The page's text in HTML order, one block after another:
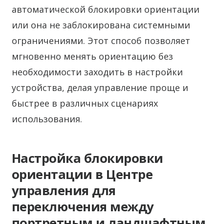
автоматической блокировки ориентации
или она не заблокирована системными
ограничениями. Этот способ позволяет
мгновенно менять ориентацию без
необходимости заходить в настройки
устройства, делая управление проще и
быстрее в различных сценариях
использования.
Настройка блокировки
ориентации в Центре
управления для
переключения между